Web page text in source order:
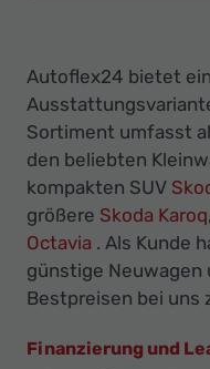
Autoflex24 bietet
Sortiment umfasst
den beliebten
kompakten SUV
größere Skoda Karoq
Octavia . Als Kunde
günstige Neuwagen
Bestpreisen bei uns
Finanzierung und